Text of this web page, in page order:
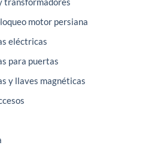
motor persiana
eléctricas
para puertas
y llaves magnéticas